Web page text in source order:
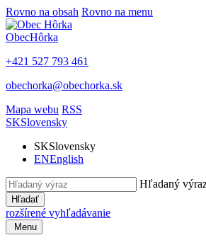
Rovno na obsah Rovno na menu
ObecHôrka
+421 527 793 461
obechorka@obechorka.sk
Mapa webu RSS
SKSlovensky
SKSlovensky
ENEnglish
Hľadaný
Hľadať
rozšírené vyhľadávanie
Menu